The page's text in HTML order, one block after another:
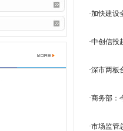
·加快建设
·中创信投
·深市两
·商务部：
·市场监管